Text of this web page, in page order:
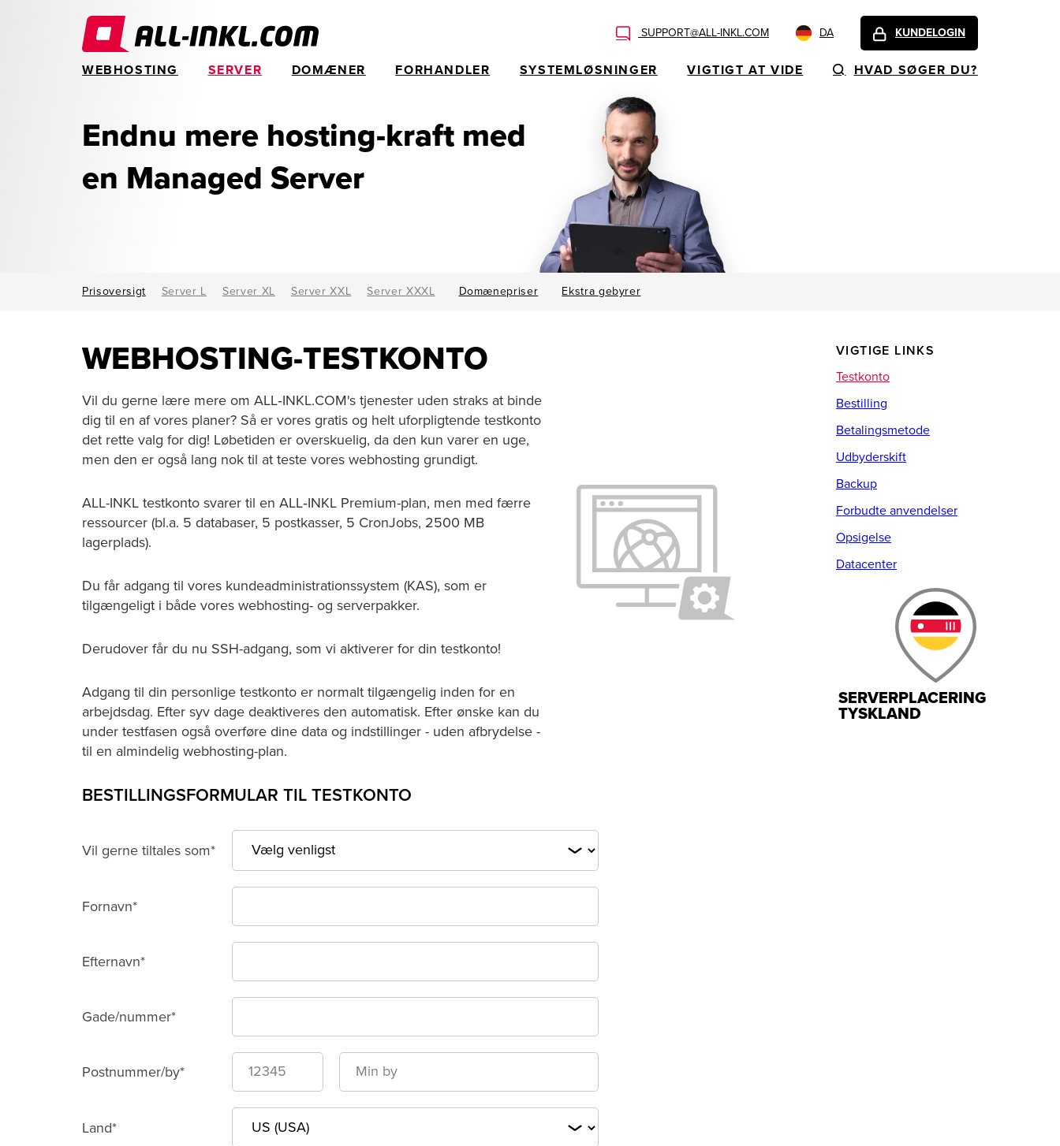
SUPPORT@ALL-INKL.COM DA KUNDELOGIN
WEBHOSTING SERVER DOMÆNER FORHANDLER SYSTEMLØSNINGER VIGTIGT AT VIDE HVAD SØGER DU?
Endnu mere hosting-kraft med
en Managed Server
Prisoversigt Server L Server XL Server XXL Server XXXL Domænepriser Ekstra gebyrer
WEBHOSTING-TESTKONTO
Vil du gerne lære mere om ALL‑INKL.COM's tjenester uden straks at binde
dig til en af vores planer? Så er vores gratis og helt uforpligtende testkonto
det rette valg for dig! Løbetiden er overskuelig, da den kun varer en uge,
men den er også lang nok til at teste vores webhosting grundigt.
ALL-INKL testkonto svarer til en ALL‑INKL Premium-plan, men med færre
ressourcer (bl.a. 5 databaser, 5 postkasser, 5 CronJobs, 2500 MB
lagerplads).
Du får adgang til vores kundeadministrationssystem (KAS), som er
tilgængeligt i både vores webhosting- og serverpakker.
Derudover får du nu SSH-adgang, som vi aktiverer for din testkonto!
Adgang til din personlige testkonto er normalt tilgængelig inden for en
arbejdsdag. Efter syv dage deaktiveres den automatisk. Efter ønske kan du
under testfasen også overføre dine data og indstillinger - uden afbrydelse -
til en almindelig webhosting-plan.
BESTILLINGSFORMULAR TIL TESTKONTO
Vil gerne tiltales som*
Fornavn*
Efternavn*
Gade/nummer*
Postnummer/by*
Land*
VIGTIGE LINKS
Testkonto
Bestilling
Betalingsmetode
Udbyderskift
Backup
Forbudte anvendelser
Opsigelse
Datacenter
SERVERPLACERING
TYSKLAND